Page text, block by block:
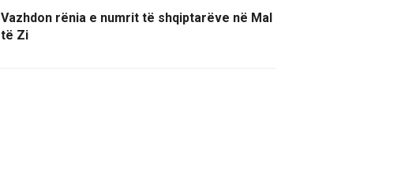
Vazhdon rënia e numrit të shqiptarëve në Mal
të Zi